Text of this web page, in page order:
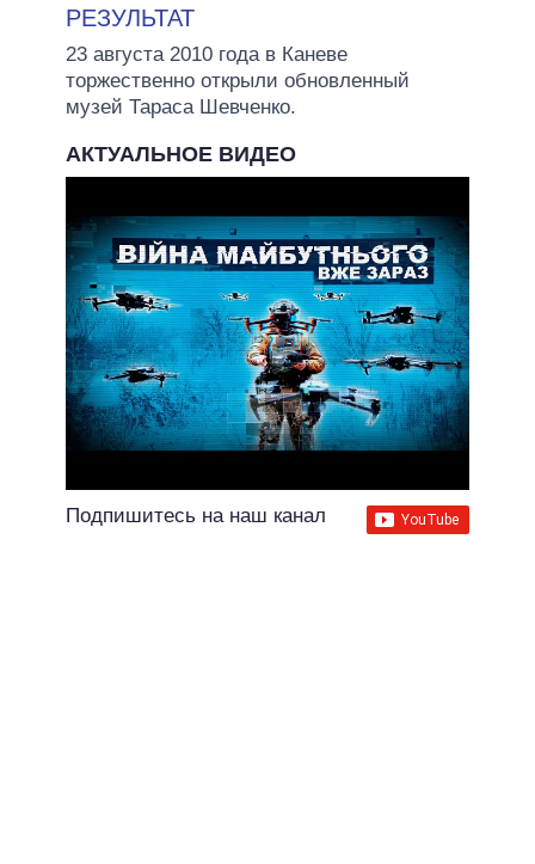
РЕЗУЛЬТАТ
23 августа 2010 года в Каневе
торжественно открыли обновленный
музей Тараса Шевченко.
АКТУАЛЬНОЕ ВИДЕО
Подпишитесь на наш канал